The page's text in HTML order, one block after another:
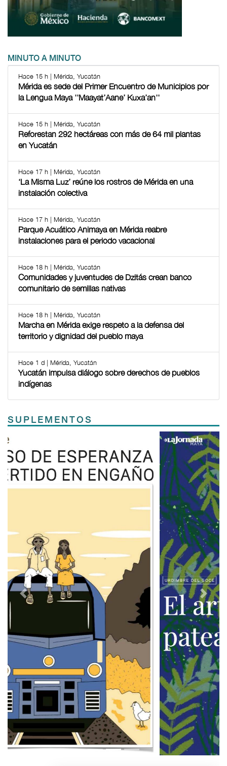
MINUTO A MINUTO
Hace 15 h | Mérida, Yucatán
Mérida es sede del Primer Encuentro de Municipios por
la Lengua Maya ''Maayat’Aane’ Kuxa’an''
Hace 15 h | Mérida, Yucatán
Reforestan 292 hectáreas con más de 64 mil plantas
en Yucatán
Hace 17 h | Mérida, Yucatán
‘La Misma Luz’ reúne los rostros de Mérida en una
instalación colectiva
Hace 17 h | Mérida, Yucatán
Parque Acuático Animaya en Mérida reabre
instalaciones para el periodo vacacional
Hace 18 h | Mérida, Yucatán
Comunidades y juventudes de Dzitás crean banco
comunitario de semillas nativas
Hace 18 h | Mérida, Yucatán
Marcha en Mérida exige respeto a la defensa del
territorio y dignidad del pueblo maya
Hace 1 d | Mérida, Yucatán
Yucatán impulsa diálogo sobre derechos de pueblos
indígenas
SUPLEMENTOS
Previous Next